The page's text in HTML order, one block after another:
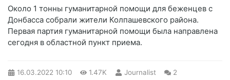
Около 1 тонны гуманитарной помощи для беженцев с
Донбасса собрали жители Колпашевского района.
Первая партия гуманитарной помощи была направлена
сегодня в областной пункт приема.
16.03.2022 10:10 1.47K Journalist 2